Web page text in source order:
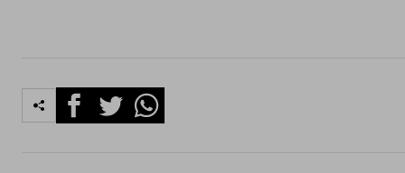
FacebookTwitterWhatsapp